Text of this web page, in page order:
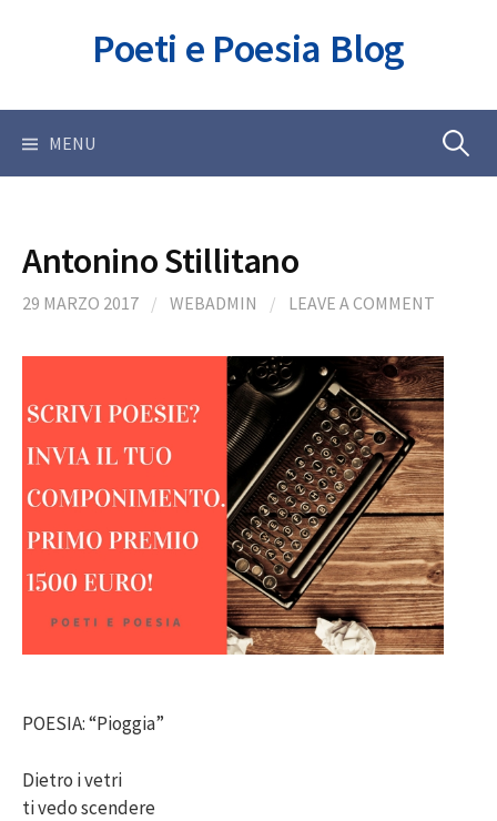
Poeti e Poesia Blog
MENU Ricerca
Antonino Stillitano
29 MARZO 2017 / WEBADMIN / LEAVE A COMMENT
POESIA: “Pioggia”
Dietro i vetri
ti vedo scendere